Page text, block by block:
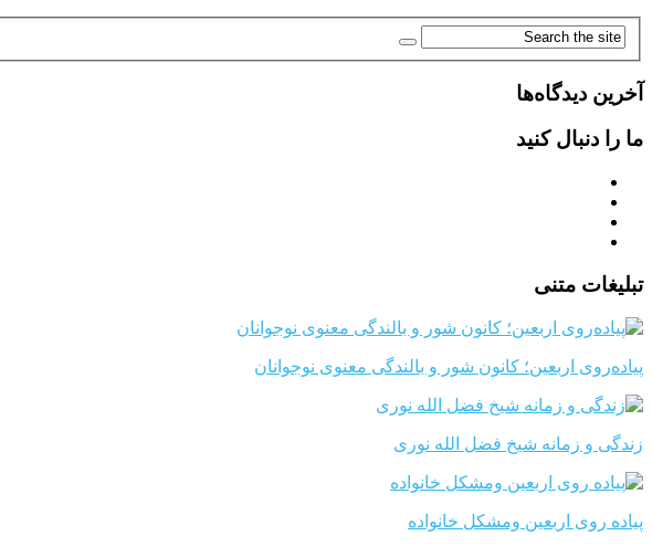
آخرین دیدگاه‌ها
ما را دنبال کنید
تبلیغات متنی
پیاده‌روی اربعین؛ کانون شور و بالندگی معنوی نوجوانان
زندگی و زمانه شیخ فضل الله نوری
پیاده روی اربعین ومشکل خانواده